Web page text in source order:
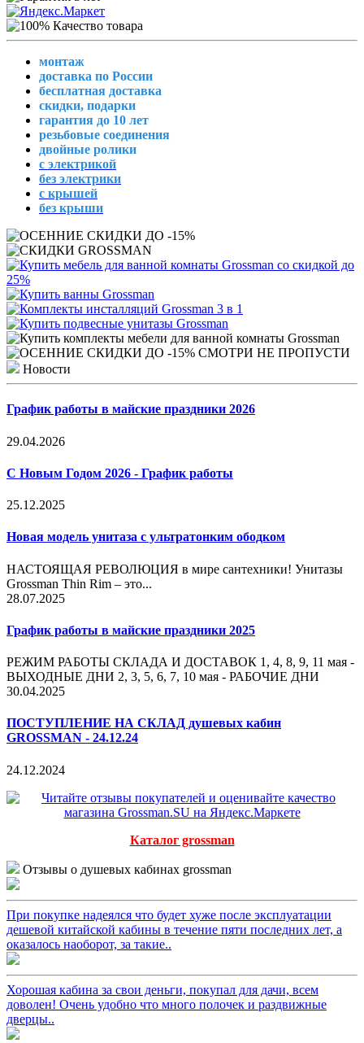
монтаж
доставка по России
бесплатная доставка
скидки, подарки
гарантия до 10 лет
резьбовые соединения
двойные ролики
с электрикой
без электрики
с крышей
без крыши
Новости
График работы в майские праздники 2026
29.04.2026
С Новым Годом 2026 - График работы
25.12.2025
Новая модель унитаза с ультратонким ободком
НАСТОЯЩАЯ РЕВОЛЮЦИЯ в мире сантехники! Унитазы
Grossman Thin Rim – это...
28.07.2025
График работы в майские праздники 2025
РЕЖИМ РАБОТЫ СКЛАДА И ДОСТАВОК 1, 4, 8, 9, 11 мая -
ВЫХОДНЫЕ ДНИ 2, 3, 5, 6, 7, 10 мая - РАБОЧИЕ ДНИ
30.04.2025
ПОСТУПЛЕНИЕ НА СКЛАД душевых кабин
GROSSMAN - 24.12.24
24.12.2024
Каталог grossman
Отзывы о душевых кабинах grossman
При покупке надеялся что будет хуже после эксплуатации
дешевой китайской кабины в течение пяти последних лет, а
оказалось наоборот, за такие..
Хорошая кабина за свои деньги, покупал для дачи, всем
доволен! Очень удобно что много полочек и раздвижные
дверцы..